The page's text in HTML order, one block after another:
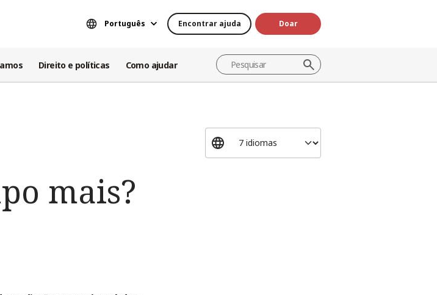
Português Encontrar ajuda Doar
Direito e políticas Como ajudar
mais?